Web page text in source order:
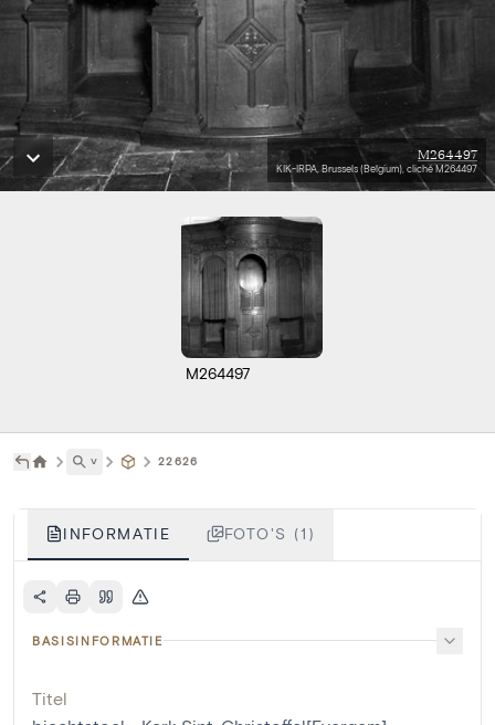
M264497
KIK-IRPA, Brussels (Belgium), cliché M264497
M264497
˅ 22626
INFORMATIE FOTO'S (1)
BASISINFORMATIE
Titel